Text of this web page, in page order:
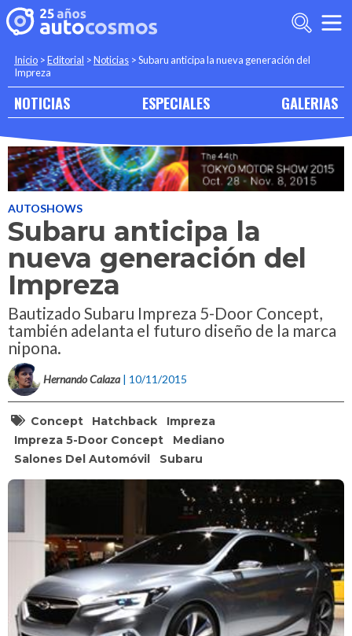
Inicio >Editorial >Noticias >Subaru anticipa la nueva generación del
Impreza
NOTICIAS ESPECIALES GALERIAS
AUTOSHOWS
Subaru anticipa la
nueva generación del
Impreza
Bautizado Subaru Impreza 5-Door Concept,
también adelanta el futuro diseño de la marca
nipona.
Hernando Calaza | 10/11/2015
Concept Hatchback
Impreza
Impreza 5-Door Concept
Mediano
Salones Del Automóvil
Subaru